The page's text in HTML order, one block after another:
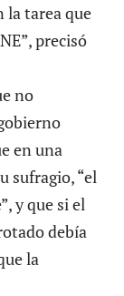
la tarea que
precisó
no
en una
sufragio, “el
y que si el
debía
la